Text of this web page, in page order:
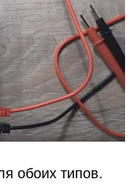
обоих типов.